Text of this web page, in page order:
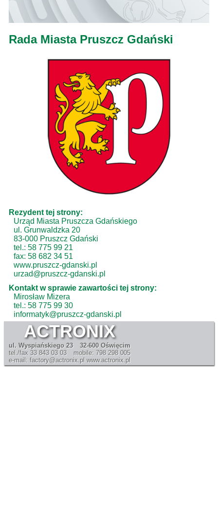
Rada Miasta Pruszcz Gdański
Rezydent tej strony:
Urząd Miasta Pruszcza Gdańskiego
ul. Grunwaldzka 20
83-000 Pruszcz Gdański
tel.: 58 775 99 21
fax: 58 682 34 51
www.pruszcz-gdanski.pl
urzad@pruszcz-gdanski.pl
Kontakt w sprawie zawartości tej strony:
Mirosław Mizera
tel.: 58 775 99 30
informatyk@pruszcz-gdanski.pl
ACTRONIX
ul. Wyspiańskiego 23
tel./fax 33 843 03 03
e-mail: factory@actronix.pl
32-600 Oświęcim
mobile: 798 298 005
www.actronix.pl